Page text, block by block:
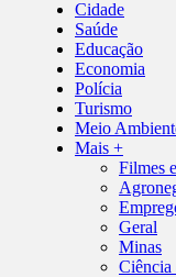
Cidade
Saúde
Educação
Economia
Polícia
Turismo
Meio
Mais +
Filmes
Geral
Minas
Ciência